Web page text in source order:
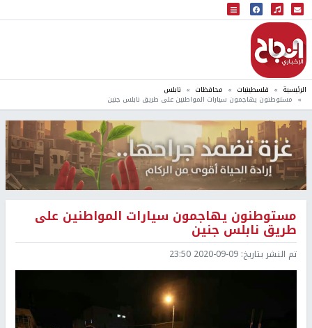
البث المباشر
إذاعة النجاح
الرئيسية فلسطينيات محافظات نابلس
مستوطنون يهاجمون سيارات المواطنين على طريق نابلس جنين
مستوطنون يهاجمون سيارات المواطنين على
طريق نابلس جنين
تم النشر بتاريخ: 2020-09-09 23:50